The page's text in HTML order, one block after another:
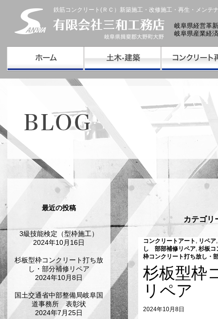
鉄筋コンクリート(ＲＣ）新築施工・改修施工・再生・メンテ
岐阜県経営革
岐阜県産業経
最近の投稿
3級技能検定（型枠施工）
2024年10月16日
杉板型枠コンクリート打ち放
し・部分補修リペア
2024年10月8日
国土交通省中部整備局岐阜国
道事務所 表彰状
2024年7月25日
カテゴリ
コンクリートアート , リペア
し 部部補修リペア, 杉板
枠コンクリート打ち放し・
杉板型枠
リペア
2024年10月8日